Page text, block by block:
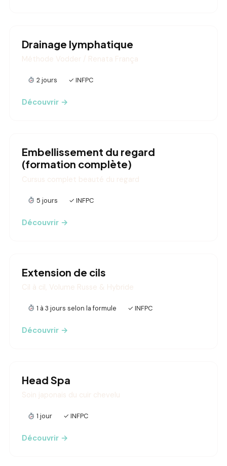
Drainage lymphatique
Méthode Vodder / Renata França
2 jours ✓ INFPC
Découvrir →
Embellissement du regard
(formation complète)
Cursus complet beauté du regard
5 jours ✓ INFPC
Découvrir →
Extension de cils
Cil à cil, Volume Russe & Hybride
1 à 3 jours selon la formule ✓ INFPC
Découvrir →
Head Spa
Soin japonais du cuir chevelu
1 jour ✓ INFPC
Découvrir →